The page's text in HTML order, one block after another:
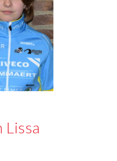
Lissa